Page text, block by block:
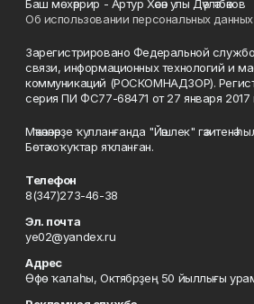
Баш мөхәррир - Артур Хәсән улы Дәүләтбәков
Об использовании персональных данных
Зарегистрировано Федеральной
связи, информационных технологий и
коммуникаций (РОСКОМНАДЗОР).
серия ПИ ФС77-68471 от 27 января 2017
Мәҡәләләрҙе ҡулланғанда "Йәшлек"
Бөтә хоҡуҡтар яҡланған.
Телефон
8(347)273-46-38
Эл. почта
ye02@yandex.ru
Адрес
Өфө ҡалаһы, Октябрҙең 50 йыллығы